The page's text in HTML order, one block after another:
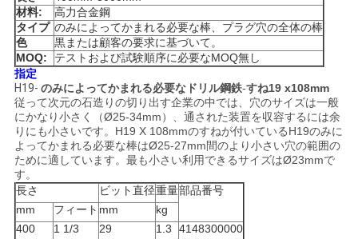
し
な
さ
い
地
図
材料:
高力合金鋼
タイプ のみによってかまれる必要な棒、プラグ穴の全体の棒
色
黒または顧客の要求に基づいて。
MOQ:
テストおよび試験順序に必要なMOQ無し
指定
H19- のみによってかまれる必要なドリル鋼鉄-すね19 x108mm
従って次元の石造りの切り出す企業の中では、穴のサイズは一般
にかなり小さく（Ø25-34mm）、通された装置を収容するには余
りにも小さいです。H19 X 108mmのすねが付いているH19のみに
よってかまれる必要な棒はØ25-27mm間のより小さい穴の範囲の
ために適しています。最も小さい利用できるサイズはØ23mmで
す。
長さ
ビット直径重量部品番号
mm
フィート mm
kg
400
1 1/3 29 1.3
4148300000